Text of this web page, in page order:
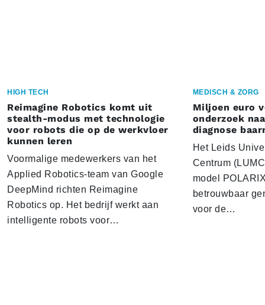
HIGH TECH
Reimagine Robotics komt uit
stealth-modus met technologie
voor robots die op de werkvloer
kunnen leren
Voormalige medewerkers van het
Applied Robotics-team van Google
DeepMind richten Reimagine
Robotics op. Het bedrijf werkt aan
intelligente robots voor…
MEDISCH & ZORG
Miljoen euro
onderzoek
diagnose
Het Leids
Centrum
model
betrouwbaar
voor de…